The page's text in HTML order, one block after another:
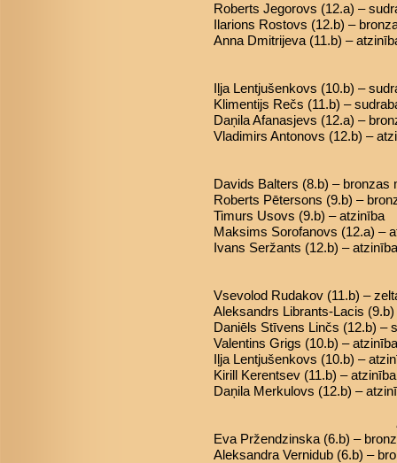
Roberts Jegorovs (12.a) –
Ilarions Rostovs (12.b) –
Anna Dmitrijeva (11.b) –
Iļja Lentjušenkovs (10.b) –
Klimentijs Rečs (11.b) –
Daņila Afanasjevs (12.a) –
Vladimirs Antonovs (12.b) –
Davids Balters (8.b) – bronzas
Roberts Pētersons (9.b) –
Timurs Usovs (9.b) – atzinība
Maksims Sorofanovs (12.a) –
Ivans Seržants (12.b) – atzinība
Vsevolod Rudakov (11.b) –
Aleksandrs Librants-Lacis
Daniēls Stīvens Linčs (12.b) –
Valentins Grigs (10.b) – atzinība
Iļja Lentjušenkovs (10.b) –
Kirill Kerentsev (11.b) – atzinība
Daņila Merkulovs (12.b) –
Eva Pržendzinska (6.b) –
Aleksandra Vernidub (6.b) –